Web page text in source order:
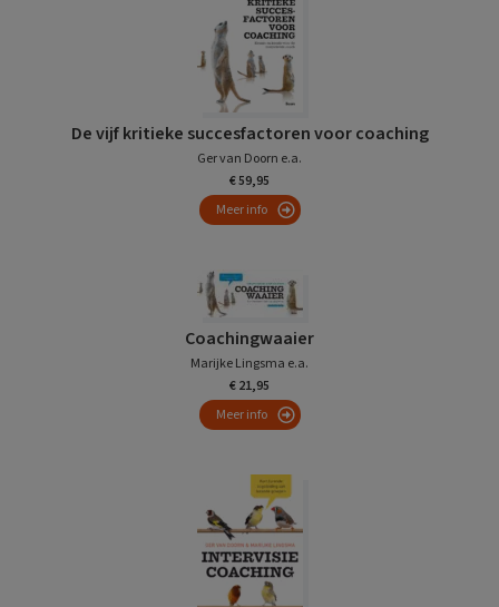
De vijf kritieke succesfactoren voor coaching
Ger van Doorn e.a.
€ 59,95
Meer info
Coachingwaaier
Marijke Lingsma e.a.
€ 21,95
Meer info